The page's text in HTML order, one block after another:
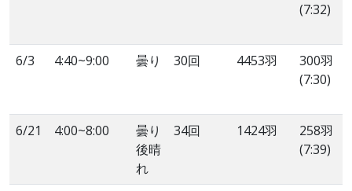
(7:32)
6/3 4:40~9:00 曇り 30回 4453羽
300羽
(7:30)
6/21 4:00~8:00
曇り
後晴
れ
34回 1424羽
258羽
(7:39)